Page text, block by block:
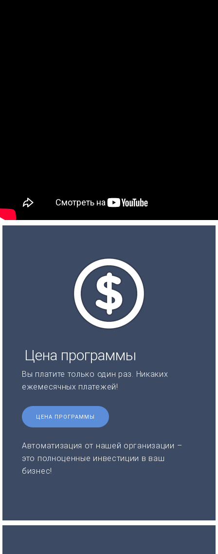
Цена программы
Вы платите только один раз. Никаких
ежемесячных платежей!
ЦЕНА ПРОГРАММЫ
Автоматизация от нашей организации –
это полноценные инвестиции в ваш
бизнес!